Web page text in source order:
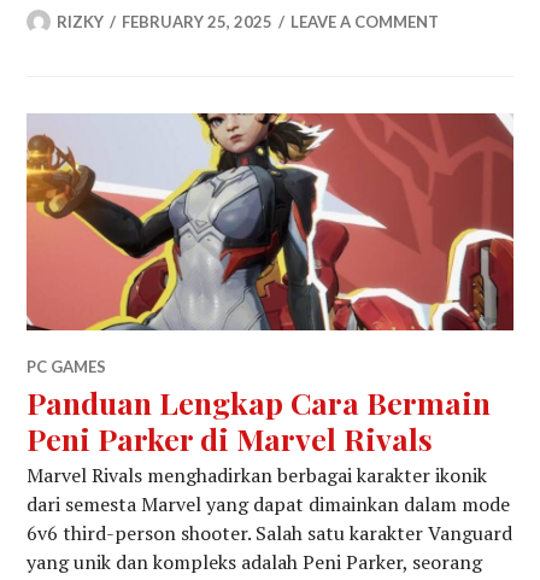
RIZKY FEBRUARY 25, 2025 LEAVE A COMMENT
PC GAMES
Panduan Lengkap Cara Bermain
Peni Parker di Marvel Rivals
Marvel Rivals menghadirkan berbagai karakter ikonik
dari semesta Marvel yang dapat dimainkan dalam mode
6v6 third-person shooter. Salah satu karakter Vanguard
yang unik dan kompleks adalah Peni Parker, seorang